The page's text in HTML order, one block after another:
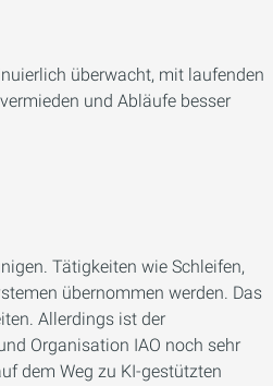
überwacht, mit laufenden
und Abläufe besser
Tätigkeiten wie Schleifen,
übernommen werden. Das
Allerdings ist der
Organisation IAO noch sehr
dem Weg zu KI-gestützten